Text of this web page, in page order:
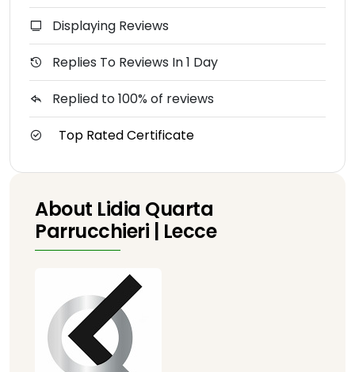
Displaying Reviews
Replies To Reviews In 1 Day
Replied to 100% of reviews
Top Rated Certificate
About Lidia Quarta
Parrucchieri | Lecce